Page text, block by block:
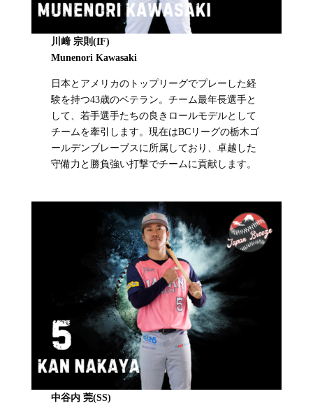
川﨑 宗則(IF)
Munenori Kawasaki
日本とアメリカのトップリーグでプレーした経
験を持つ43歳のベテラン。チーム最年長選手と
して、若手選手たちの良きロールモデルとして
チームを牽引します。現在はBCリーグの栃木ゴ
ールデンブレーブスに所属しており、卓越した
守備力と勝負強い打撃でチームに貢献します。
中谷内 莞(SS)